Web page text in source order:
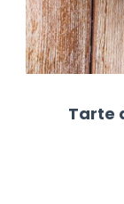
Tarte